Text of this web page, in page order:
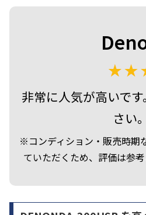
非常に人気が高いで
さい。
※コンディション・販売時期
ていただくため、評価は参